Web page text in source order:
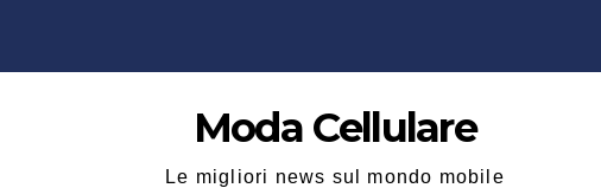
Moda Cellulare
Le migliori news sul mondo mobile